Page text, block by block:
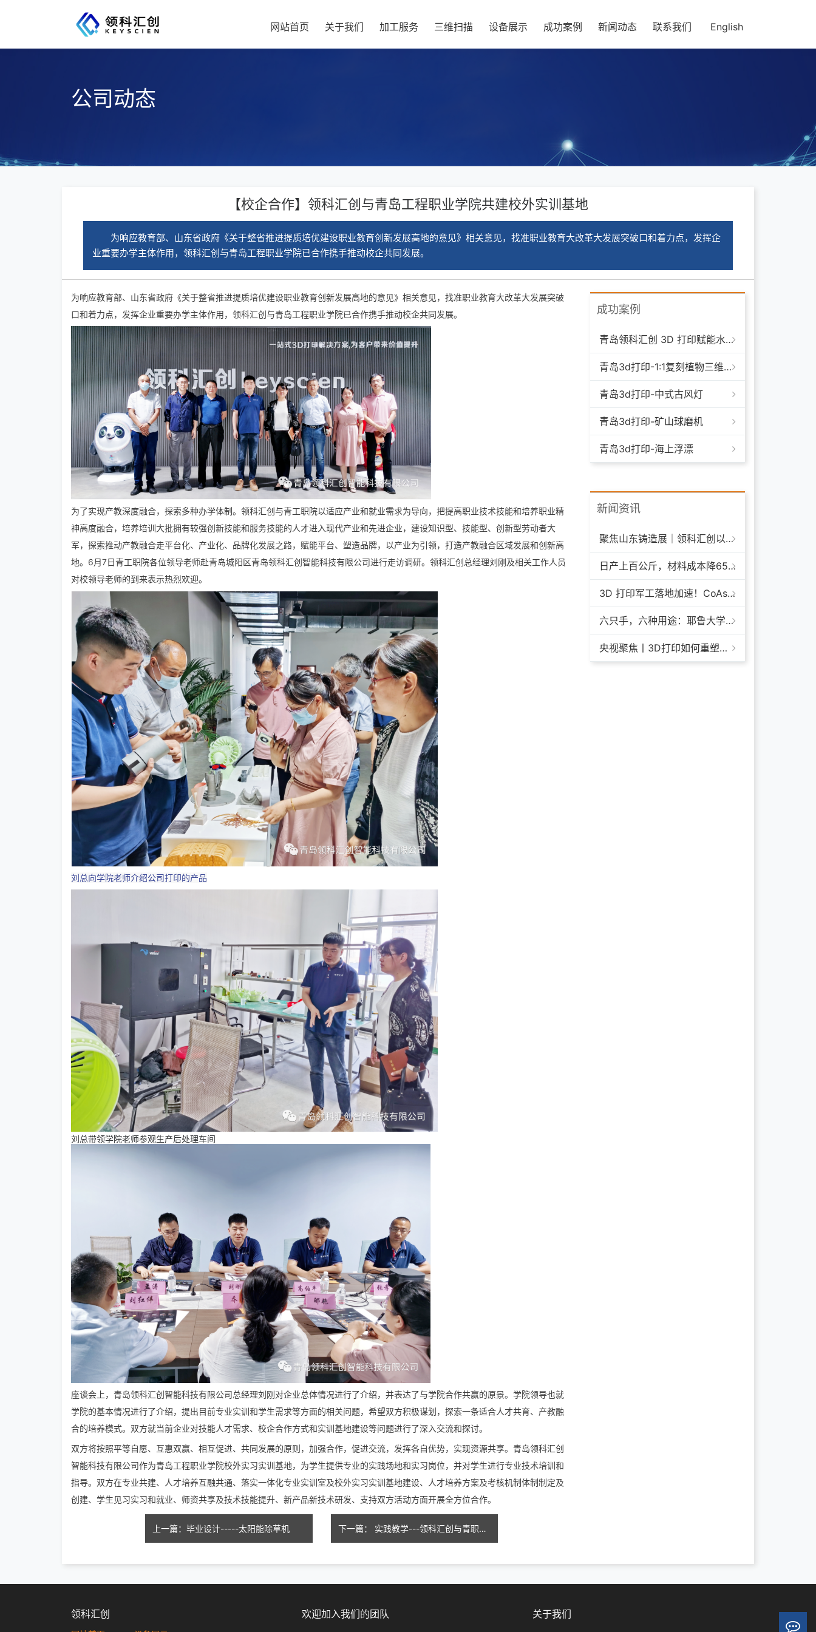
网站首页 关于我们 加工服务 三维扫描 设备展示 成功案例 新闻动态 联系我们 English
公司动态
【校企合作】领科汇创与青岛工程职业学院共建校外实训基地
为响应教育部、山东省政府《关于整省推进提质培优建设职业教育创新发展高地的意见》相关意见，找准职业教育大改革大发展突破口和着力点，发挥企
业重要办学主体作用，领科汇创与青岛工程职业学院已合作携手推动校企共同发展。
为响应教育部、山东省政府《关于整省推进提质培优建设职业教育创新发展高地的意见》相关意见，找准职业教育大改革大发展突破
口和着力点，发挥企业重要办学主体作用，领科汇创与青岛工程职业学院已合作携手推动校企共同发展。
为了实现产教深度融合，探索多种办学体制。领科汇创与青工职院以适应产业和就业需求为导向，把提高职业技术技能和培养职业精
神高度融合，培养培训大批拥有较强创新技能和服务技能的人才进入现代产业和先进企业，建设知识型、技能型、创新型劳动者大
军，探索推动产教融合走平台化、产业化、品牌化发展之路，赋能平台、塑造品牌，以产业为引领，打造产教融合区域发展和创新高
地。6月7日青工职院各位领导老师赴青岛城阳区青岛领科汇创智能科技有限公司进行走访调研。领科汇创总经理刘刚及相关工作人员
对校领导老师的到来表示热烈欢迎。
刘总向学院老师介绍公司打印的产品
刘总带领学院老师参观生产后处理车间
座谈会上，青岛领科汇创智能科技有限公司总经理刘刚对企业总体情况进行了介绍，并表达了与学院合作共赢的原景。学院领导也就
学院的基本情况进行了介绍，提出目前专业实训和学生需求等方面的相关问题，希望双方积极谋划，探索一条适合人才共育、产教融
合的培养模式。双方就当前企业对技能人才需求、校企合作方式和实训基地建设等问题进行了深入交流和探讨。
双方将按照平等自愿、互惠双赢、相互促进、共同发展的原则，加强合作，促进交流，发挥各自优势，实现资源共享。青岛领科汇创
智能科技有限公司作为青岛工程职业学院校外实习实训基地，为学生提供专业的实践场地和实习岗位，并对学生进行专业技术培训和
指导。双方在专业共建、人才培养互融共通、落实一体化专业实训室及校外实习实训基地建设、人才培养方案及考核机制体制制定及
创建、学生见习实习和就业、师资共享及技术技能提升、新产品新技术研发、支持双方活动方面开展全方位合作。
上一篇：毕业设计-----太阳能除草机 下一篇： 实践教学---领科汇创与青职学院合作挂牌
成功案例
青岛领科汇创 3D 打印赋能水下清洁机器人：突破传统制造，深耕海洋智能装备新场景
青岛3d打印-1:1复刻植物三维模型
青岛3d打印-中式古风灯
青岛3d打印-矿山球磨机
青岛3d打印-海上浮漂
新闻资讯
聚焦山东铸造展｜领科汇创以 3D 打印技术赋能铸造模具革新
日产上百公斤，材料成本降65%+，领科汇创FGF颗粒料3D打印机
3D 打印军工落地加速！CoAspire 入选美军 FAMM 导弹项目，RAACM 巡航导弹依托增材制造推进量产
六只手，六种用途：耶鲁大学开发成本仅几百美元的3D打印多功能假肢套装
央视聚焦丨3D打印如何重塑航天制造——1毫米
领科汇创 欢迎加入我们的团队 关于我们